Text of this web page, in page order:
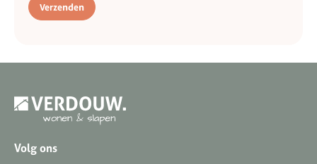
Verzenden
Volg ons